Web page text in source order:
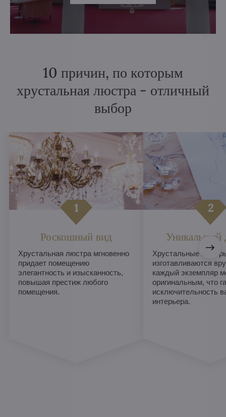
10 причин, по которым
хрустальная люстра - отличный
выбор
Роскошный вид
Хрустальная люстра мгновенно
придает помещению
элегантность и изысканность,
повышая престиж любого
помещения.
Уникальный
Хрустальные
изготавливаются
каждый экземпляр
оригинальным, что
исключительность
интерьера.